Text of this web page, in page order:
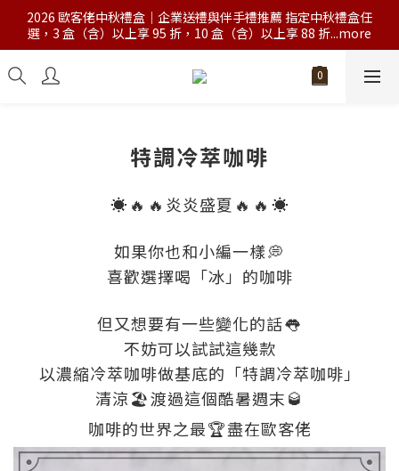
2026 歐客佬中秋禮盒｜企業送禮與伴手禮推薦 指定中秋禮盒任
選，3 盒（含）以上享 95 折，10 盒（含）以上享 88 折...more
特調冷萃咖啡
☀ 🔥 🔥 炎炎盛夏 🔥 🔥 ☀
如果你也和小編一樣💭
喜歡選擇喝「冰」的咖啡
但又想要有一些變化的話👅
不妨可以試試這幾款
以濃縮冷萃咖啡做基底的「特調冷萃咖啡」
清涼🏖渡過這個酷暑週末🥃
咖啡的世界之最🏆盡在歐客佬